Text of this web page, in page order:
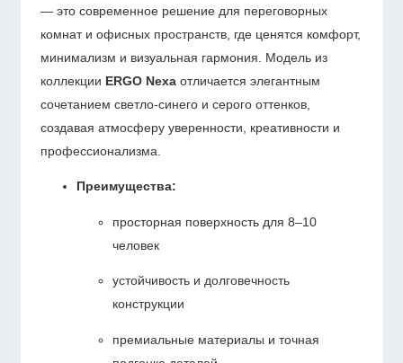
— это современное решение для переговорных
комнат и офисных пространств, где ценятся комфорт,
минимализм и визуальная гармония. Модель из
коллекции ERGO Nexa отличается элегантным
сочетанием светло-синего и серого оттенков,
создавая атмосферу уверенности, креативности и
профессионализма.
Преимущества:
просторная поверхность для 8–10
человек
устойчивость и долговечность
конструкции
премиальные материалы и точная